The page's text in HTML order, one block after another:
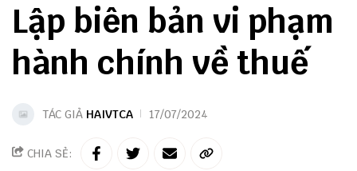
Lập biên bản vi phạm
hành chính về thuế
TÁC GIẢ HAIVTCA 17/07/2024
CHIA SẺ: